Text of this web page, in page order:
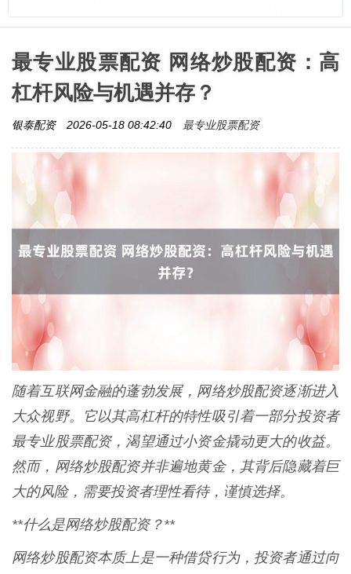
最专业股票配资 网络炒股配资：高
杠杆风险与机遇并存？
银泰配资 2026-05-18 08:42:40 最专业股票配资
随着互联网金融的蓬勃发展，网络炒股配资逐渐进入
大众视野。它以其高杠杆的特性吸引着一部分投资者
最专业股票配资，渴望通过小资金撬动更大的收益。
然而，网络炒股配资并非遍地黄金，其背后隐藏着巨
大的风险，需要投资者理性看待，谨慎选择。
**什么是网络炒股配资？**
网络炒股配资本质上是一种借贷行为，投资者通过向